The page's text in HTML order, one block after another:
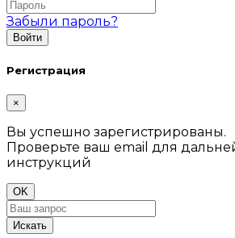
Забыли пароль?
Регистрация
×
Вы успешно зарегистрированы.
Проверьте ваш email для
инструкций
OK
Искать